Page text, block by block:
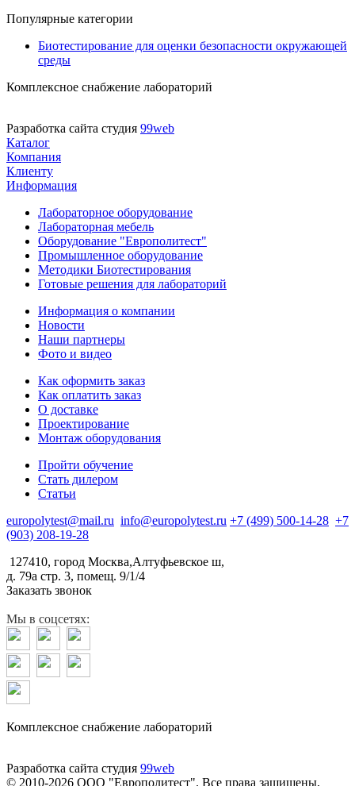
Популярные категории
Биотестирование для оценки безопасности окружающей
среды
Комплексное снабжение лабораторий
Разработка сайта студия 99web
Каталог
Компания
Клиенту
Информация
Лабораторное оборудование
Лабораторная мебель
Оборудование "Европолитест"
Промышленное оборудование
Методики Биотестирования
Готовые решения для лабораторий
Информация о компании
Новости
Наши партнеры
Фото и видео
Как оформить заказ
Как оплатить заказ
О доставке
Проектирование
Монтаж оборудования
Пройти обучение
Стать дилером
Статьи
europolytest@mail.ru info@europolytest.ru +7 (499) 500-14-28 +7
(903) 208-19-28
127410, город Москва,Алтуфьевское ш,
д. 79а стр. 3, помещ. 9/1/4
Заказать звонок
Мы в соцсетях:
Комплексное снабжение лабораторий
Разработка сайта студия 99web
© 2010-2026 ООО "Европолитест". Все права защищены,